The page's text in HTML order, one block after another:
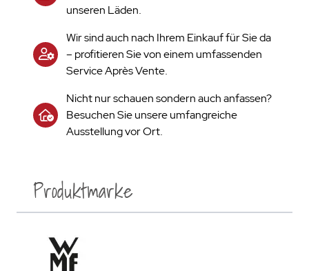
unseren Läden.
Wir sind auch nach Ihrem Einkauf für Sie da
– profitieren Sie von einem umfassenden
Service Après Vente.
Nicht nur schauen sondern auch anfassen?
Besuchen Sie unsere umfangreiche
Ausstellung vor Ort.
Produktmarke